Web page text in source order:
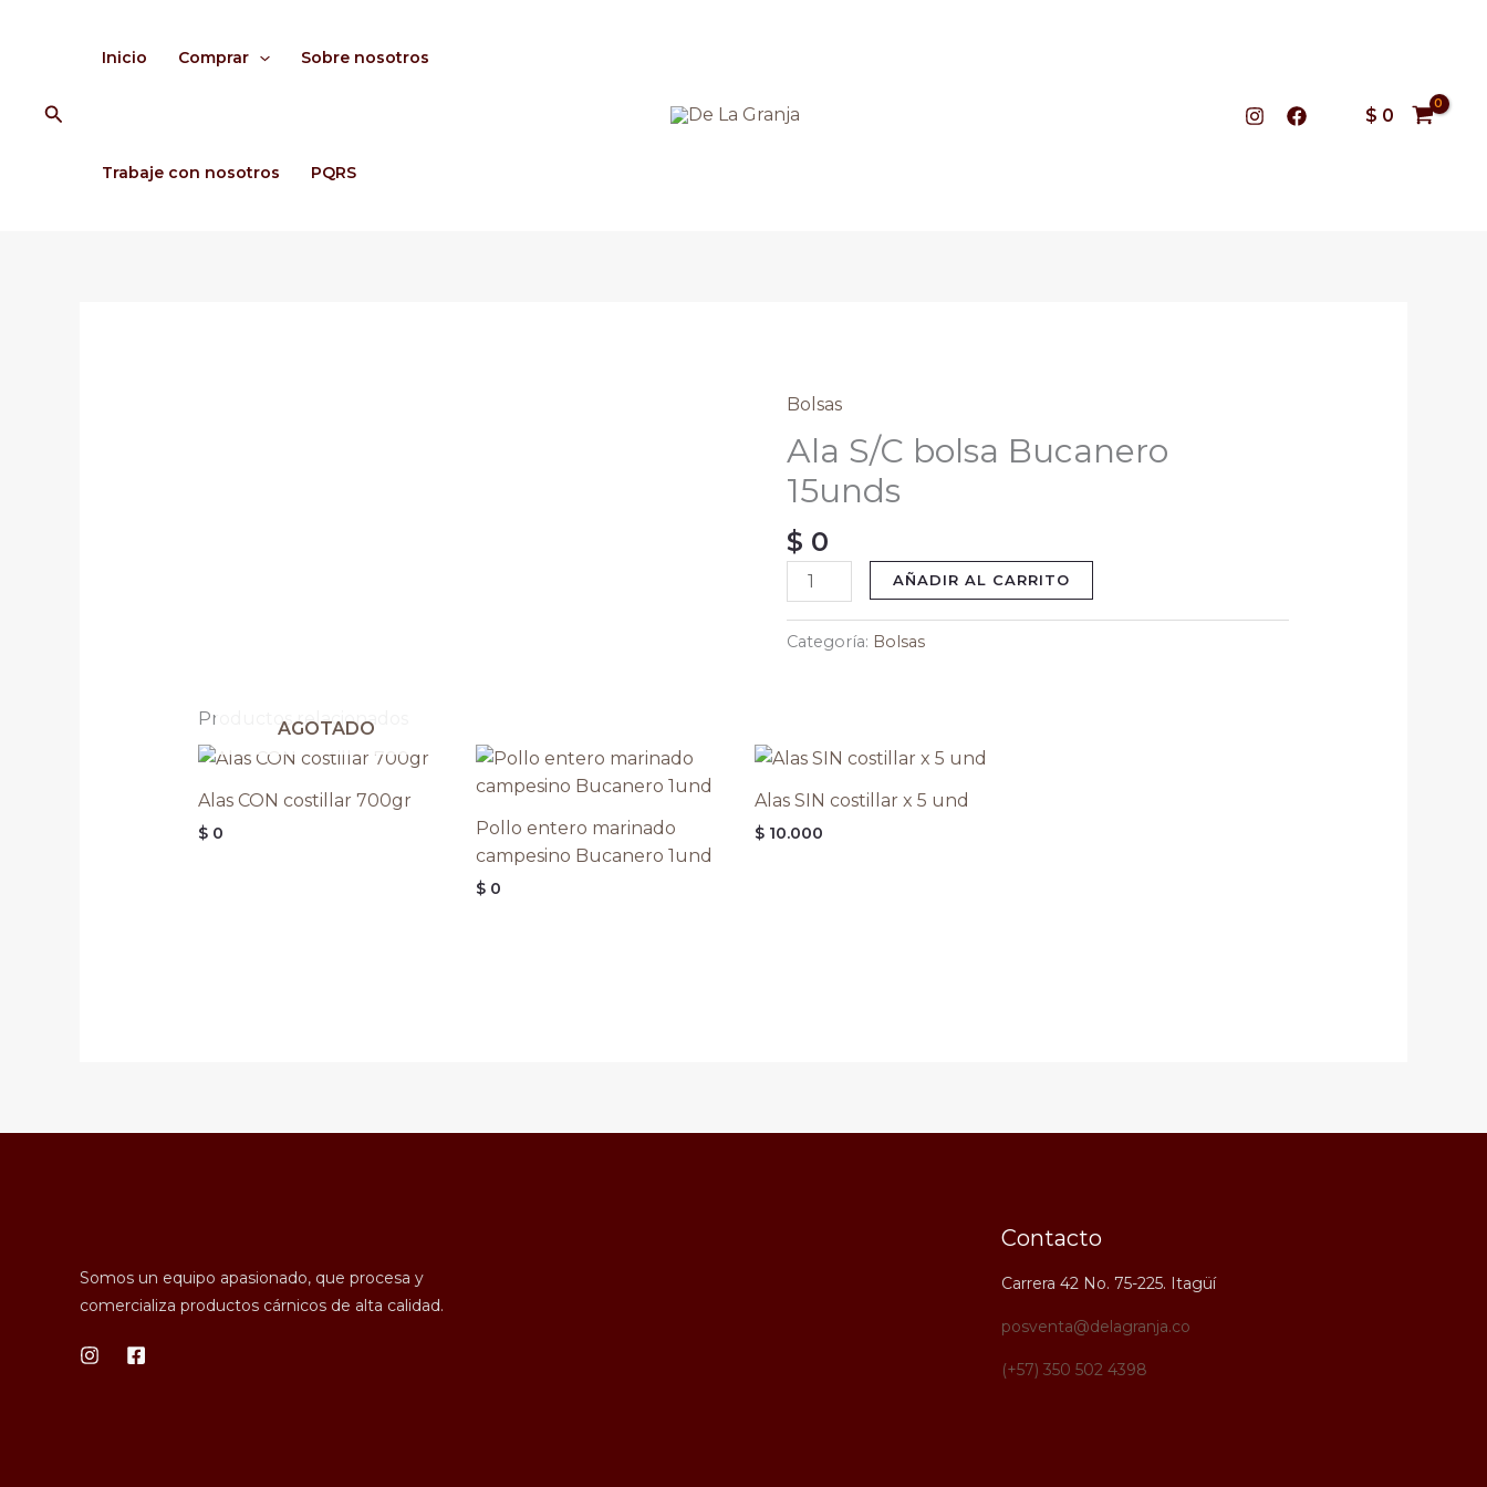
Buscar
Inicio Comprar Sobre nosotros
Trabaje con nosotros PQRS
$ 0
Bolsas
Ala S/C bolsa Bucanero
15unds
$ 0
Ala
S/C
bolsa
Bucanero
cantidad
AÑADIR AL CARRITO
Categoría: Bolsas
Productos relacionados
AGOTADO
Alas CON costillar 700gr
$0
Pollo entero marinado
campesino Bucanero 1und
$ 0
Alas SIN costillar x 5 und
$ 10.000
Somos un equipo apasionado, que procesa y
comercializa productos cárnicos de alta calidad.
Contacto
Carrera 42 No. 75-225. Itagüí
posventa@delagranja.co
(+57) 350 502 4398